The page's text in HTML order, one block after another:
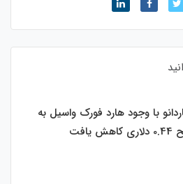
با وجود هارد فورک واسیل به